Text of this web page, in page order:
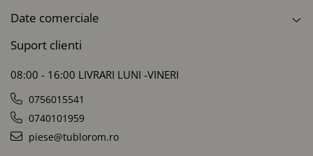
Date comerciale
Suport clienti
08:00 - 16:00 LIVRARI LUNI -VINERI
0756015541
0740101959
piese@tublorom.ro